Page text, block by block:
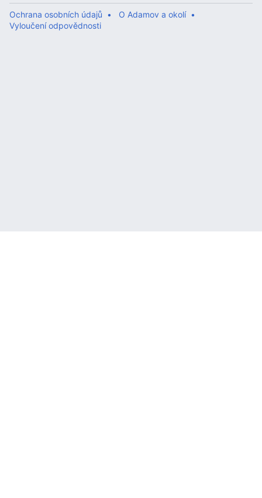
Ochrana osobních údajů
O Adamov a okolí
Vyloučení odpovědnosti